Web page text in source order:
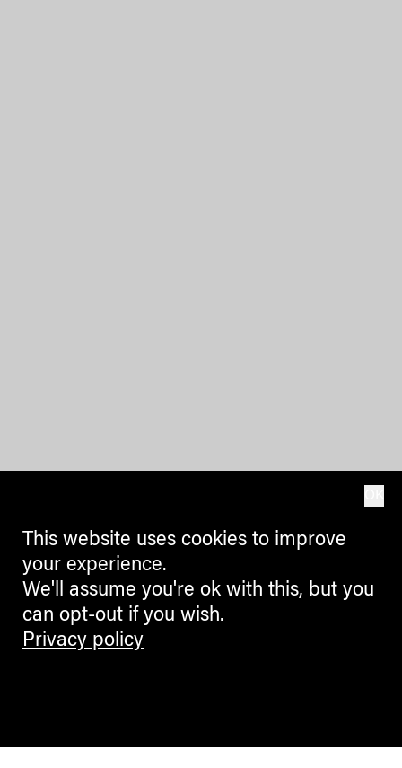
This website uses cookies to improve
your experience.
We'll assume you're ok with this, but you
can opt-out if you wish.
Privacy policy